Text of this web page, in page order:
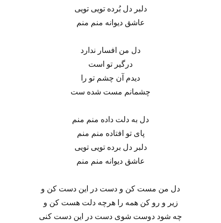
دلبر دل بُرده تویی تویی
عاشق دیوانه منم منم
دل من افسار ندارد
درگیر تو است
دیدم آن چشم تو را
چشمانم مست شده ست
دل به دلت داده منم منم
پای تو افتاده منم منم
دلبر دل برده تویی تویی
عاشق دیوانه منم منم
دل من مست کن و دست در این دست کن و
زیر و رو کن همه را هرچه دلت هست کن و
چه شود دوست شوی دست در این دست کنی